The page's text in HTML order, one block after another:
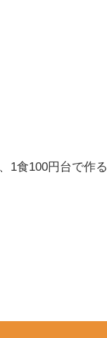
1食100円台で作る